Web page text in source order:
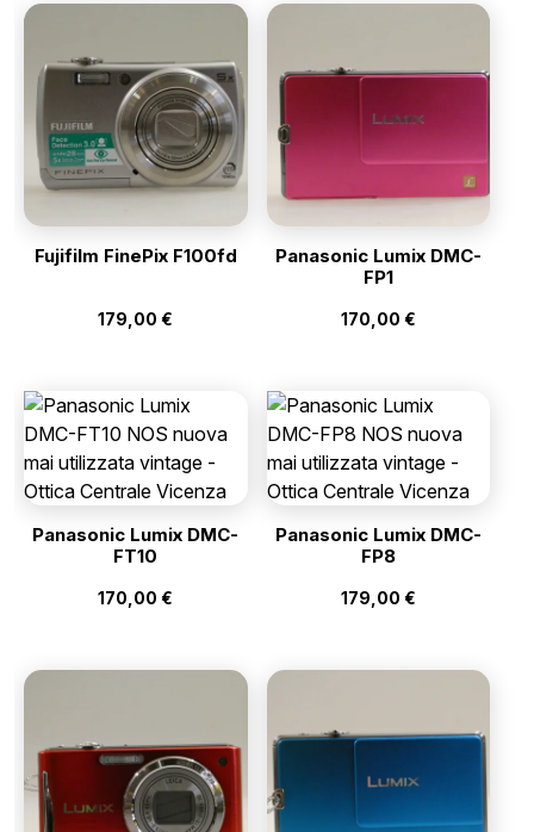
Fujifilm FinePix F100fd
179,00€
Panasonic Lumix DMC-
FP1
170,00 €
Panasonic Lumix DMC-
FT10
170,00€
Panasonic Lumix DMC-
FP8
179,00 €